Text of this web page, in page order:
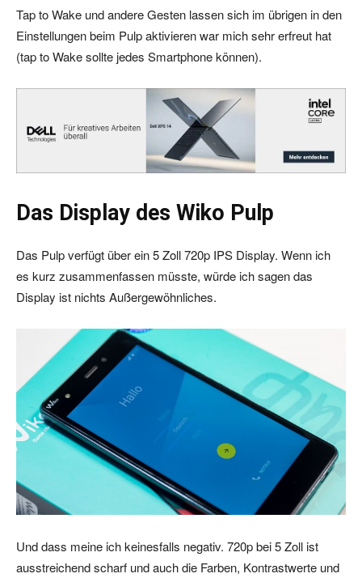
Tap to Wake und andere Gesten lassen sich im übrigen in den
Einstellungen beim Pulp aktivieren war mich sehr erfreut hat
(tap to Wake sollte jedes Smartphone können).
Das Display des Wiko Pulp
Das Pulp verfügt über ein 5 Zoll 720p IPS Display. Wenn ich
es kurz zusammenfassen müsste, würde ich sagen das
Display ist nichts Außergewöhnliches.
Und dass meine ich keinesfalls negativ. 720p bei 5 Zoll ist
ausstreichend scharf und auch die Farben, Kontrastwerte und